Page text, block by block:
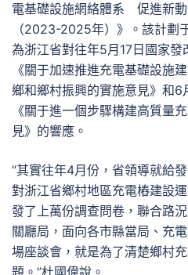
電基礎設施網絡體系 促進新動
（2023-2025年）》。該計劃
為浙江省對往年5月17日國家
《關于加速推進充電基礎設
鄉和鄉村振興的實施意見》和6
《關于進一個步驟構建高質量
見》的響應。
“其實往年4月份，省領導就給
對浙江省鄉村地區充電樁建設
發了上萬份調查問卷，聯合路
關廳局，面向各市縣當局、充
場座談會，就是為了清楚鄉村
題。”杜國偉說。